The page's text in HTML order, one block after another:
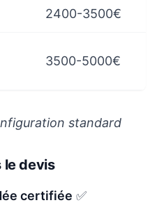
2400-3500€
3500-5000€
standard
le devis
certifiée ✅